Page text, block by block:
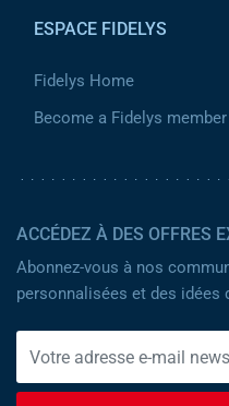
ESPACE FIDELYS
Fidelys Home
Become a Fidelys member
ACCÉDEZ À DES OFFRES
Abonnez-vous à nos
personnalisées et des idées